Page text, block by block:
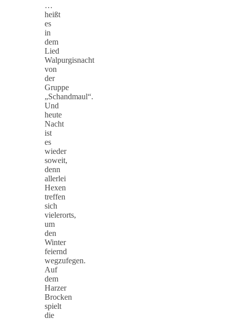
…
heißt
es
in
dem
Lied
Walpurgisnacht
von
der
Gruppe
„Schandmaul“.
Und
heute
Nacht
ist
es
wieder
soweit,
denn
allerlei
Hexen
treffen
sich
vielerorts,
um
den
Winter
feiernd
wegzufegen.
Auf
dem
Harzer
Brocken
spielt
die